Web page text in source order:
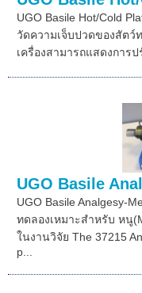
UGO Basile Hot/Cold
วัดความเจ็บปวดของสัตว์
เครื่องสามารถแสดงการ
UGO Basile
UGO Basile Analgesy-
ทดลองเหมาะสำหรับ หนู
ในงานวิจัย The 37215
p...